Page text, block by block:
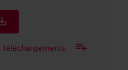
téléchargements